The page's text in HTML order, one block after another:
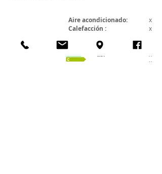
Aire acondicionado: x
Calefacción : x
:
Microondas:
Horno: x